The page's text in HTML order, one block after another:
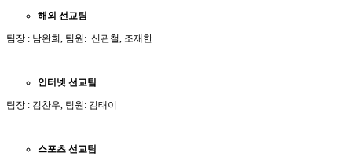
해외 선교팀
팀장 : 남완희, 팀원: 신관철, 조재한
인터넷 선교팀
팀장 : 김찬우, 팀원: 김태이
스포츠 선교팀